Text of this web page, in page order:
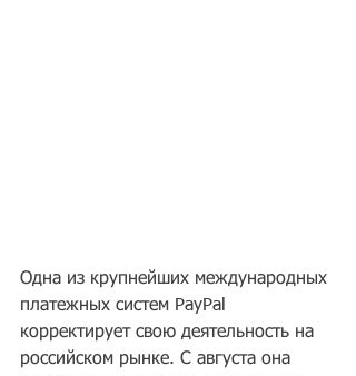
Одна из крупнейших международных
платежных систем PayPal
корректирует свою деятельность на
российском рынке. С августа она